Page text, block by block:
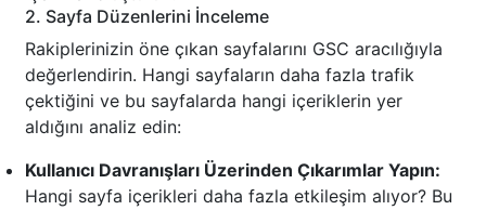
2. Sayfa Düzenlerini İnceleme
Rakiplerinizin öne çıkan sayfalarını GSC aracılığıyla
değerlendirin. Hangi sayfaların daha fazla trafik
çektiğini ve bu sayfalarda hangi içeriklerin yer
aldığını analiz edin:
Kullanıcı Davranışları Üzerinden Çıkarımlar Yapın:
Hangi sayfa içerikleri daha fazla etkileşim alıyor? Bu